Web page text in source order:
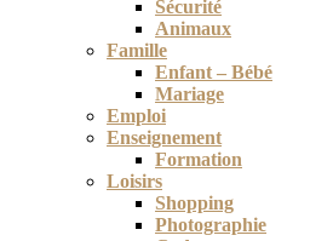
Sécurité
Animaux
Famille
Enfant – Bébé
Mariage
Emploi
Enseignement
Formation
Loisirs
Shopping
Photographie